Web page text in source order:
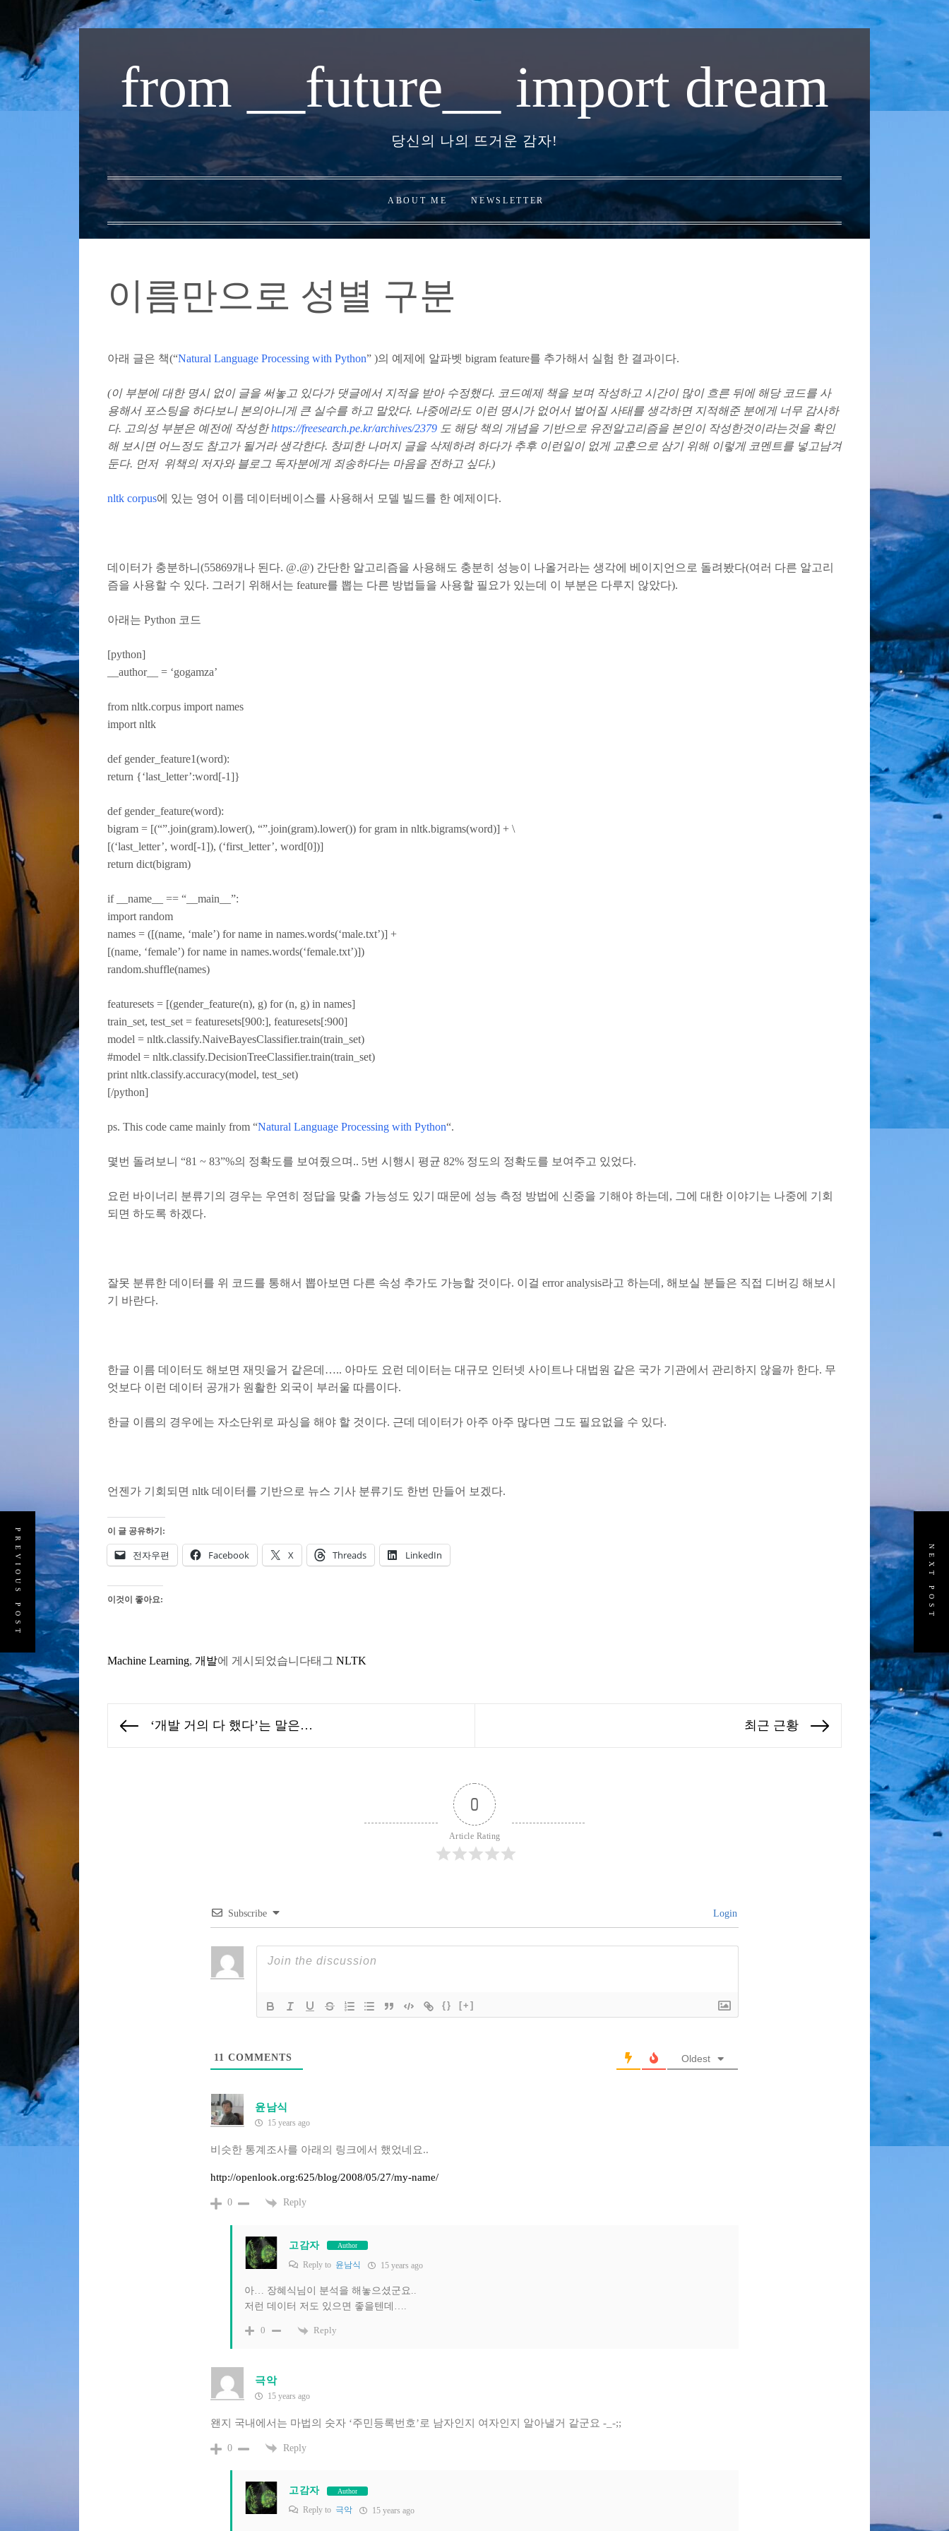
내
로
가
from __future__ import dream
당신의 나의 뜨거운 감자!
ABOUT ME NEWSLETTER
이름만으로 성별 구분
아래 글은 책(“Natural Language Processing with Python” )의 예제에 알파벳 bigram feature를 추가해서 실험 한 결과이다.
(이 부분에 대한 명시 없이 글을 써놓고 있다가 댓글에서 지적을 받아 수정했다. 코드예제 책을 보며 작성하고 시간이 많이 흐른 뒤에 해당 코드를 사
용해서 포스팅을 하다보니 본의아니게 큰 실수를 하고 말았다. 나중에라도 이런 명시가 없어서 벌어질 사태를 생각하면 지적해준 분에게 너무 감사하
다. 고의성 부분은 예전에 작성한https://freesearch.pe.kr/archives/2379 도 해당 책의 개념을 기반으로 유전알고리즘을 본인이 작성한것이라는것을 확인
해 보시면 어느정도 참고가 될거라 생각한다. 창피한 나머지 글을 삭제하려 하다가 추후 이런일이 없게 교훈으로 삼기 위해 이렇게 코멘트를 넣고남겨
둔다. 먼저 위책의 저자와 블로그 독자분에게 죄송하다는 마음을 전하고 싶다.)
nltk corpus에 있는 영어 이름 데이터베이스를 사용해서 모델 빌드를 한 예제이다.
데이터가 충분하니(55869개나 된다. @.@) 간단한 알고리즘을 사용해도 충분히 성능이 나올거라는 생각에 베이지언으로 돌려봤다(여러 다른 알고리
즘을 사용할 수 있다. 그러기 위해서는 feature를 뽑는 다른 방법들을 사용할 필요가 있는데 이 부분은 다루지 않았다).
아래는 Python 코드
[python]
__author__ = ‘gogamza’
from nltk.corpus import names
import nltk
def gender_feature1(word):
return {‘last_letter’:word[-1]}
def gender_feature(word):
bigram = [(“”.join(gram).lower(), “”.join(gram).lower()) for gram in nltk.bigrams(word)] + \
[(‘last_letter’, word[-1]), (‘first_letter’, word[0])]
return dict(bigram)
if __name__ == “__main__”:
import random
names = ([(name, ‘male’) for name in names.words(‘male.txt’)] +
[(name, ‘female’) for name in names.words(‘female.txt’)])
random.shuffle(names)
featuresets = [(gender_feature(n), g) for (n, g) in names]
train_set, test_set = featuresets[900:], featuresets[:900]
model = nltk.classify.NaiveBayesClassifier.train(train_set)
#model = nltk.classify.DecisionTreeClassifier.train(train_set)
print nltk.classify.accuracy(model, test_set)
[/python]
ps. This code came mainly from “Natural Language Processing with Python“.
몇번 돌려보니 “81 ~ 83”%의 정확도를 보여줬으며.. 5번 시행시 평균 82% 정도의 정확도를 보여주고 있었다.
요런 바이너리 분류기의 경우는 우연히 정답을 맞출 가능성도 있기 때문에 성능 측정 방법에 신중을 기해야 하는데, 그에 대한 이야기는 나중에 기회
되면 하도록 하겠다.
잘못 분류한 데이터를 위 코드를 통해서 뽑아보면 다른 속성 추가도 가능할 것이다. 이걸 error analysis라고 하는데, 해보실 분들은 직접 디버깅 해보시
기 바란다.
한글 이름 데이터도 해보면 재밋을거 같은데….. 아마도 요런 데이터는 대규모 인터넷 사이트나 대법원 같은 국가 기관에서 관리하지 않을까 한다. 무
엇보다 이런 데이터 공개가 원활한 외국이 부러울 따름이다.
한글 이름의 경우에는 자소단위로 파싱을 해야 할 것이다. 근데 데이터가 아주 아주 많다면 그도 필요없을 수 있다.
언젠가 기회되면 nltk 데이터를 기반으로 뉴스 기사 분류기도 한번 만들어 보겠다.
이 글 공유하기:
전자우편 Facebook X Threads LinkedIn
이것이 좋아요:
Machine Learning, 개발에 게시되었습니다태그 NLTK
Previous
‘개발 거의 다 했다’는 말은… 최근 근황
0
Article Rating
Subscribe Login
{} [+]
11 COMMENTS Oldest
윤남식
15 years ago
비슷한 통계조사를 아래의 링크에서 했었네요..
http://openlook.org:625/blog/2008/05/27/my-name/
0 Reply
고감자 Author
Reply to 윤남식 15 years ago
아… 장혜식님이 분석을 해놓으셨군요..
저런 데이터 저도 있으면 좋을텐데….
0 Reply
극악
15 years ago
왠지 국내에서는 마법의 숫자 ‘주민등록번호’로 남자인지 여자인지 알아낼거 같군요 -_-;;
0 Reply
고감자 Author
Reply to 극악 15 years ago
PREVIOUS POST NEXT POST